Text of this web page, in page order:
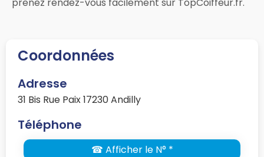
Coordonnées
Adresse
31 Bis Rue Paix 17230 Andilly
Téléphone
☎ Afficher le N° *